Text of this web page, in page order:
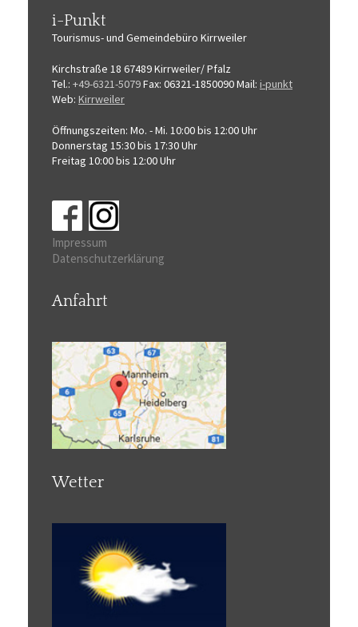
i-Punkt
Tourismus-und Gemeindebüro Kirrweiler
Kirchstraße 18 67489 Kirrweiler/ Pfalz
Tel.: +49-6321-5079Fax: 06321-1850090Mail: i-punkt
Web: Kirrweiler
Öffnungszeiten: Mo. - Mi. 10:00 bis 12:00 Uhr
Donnerstag 15:30 bis 17:30 Uhr
Freitag 10:00 bis 12:00 Uhr
Impressum
Datenschutzerklärung
Anfahrt
Wetter